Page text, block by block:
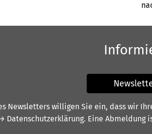
Newsletters willigen Sie ein, dass wir
Datenschutzerklärung. Eine Abmeldung